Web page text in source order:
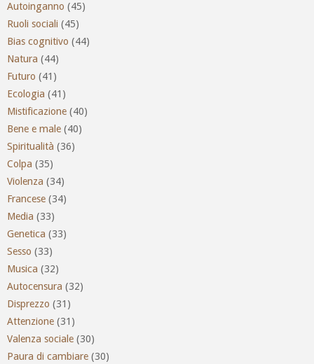
Autoinganno (45)
Ruoli sociali (45)
Bias cognitivo (44)
Natura (44)
Futuro (41)
Ecologia (41)
Mistificazione (40)
Bene e male (40)
Spiritualità (36)
Colpa (35)
Violenza (34)
Francese (34)
Media (33)
Genetica (33)
Sesso (33)
Musica (32)
Autocensura (32)
Disprezzo (31)
Attenzione (31)
Valenza sociale (30)
Paura di cambiare (30)